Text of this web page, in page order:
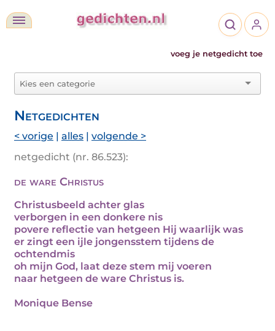
voeg je netgedicht toe
Netgedichten
< vorige | alles | volgende >
netgedicht (nr. 86.523):
de ware Christus
Christusbeeld achter glas
verborgen in een donkere nis
povere reflectie van hetgeen Hij waarlijk was
er zingt een ijle jongensstem tijdens de
ochtendmis
oh mijn God, laat deze stem mij voeren
naar hetgeen de ware Christus is.
Monique Bense